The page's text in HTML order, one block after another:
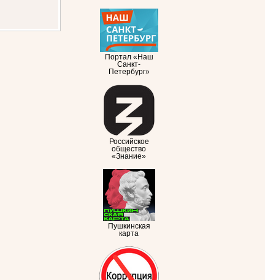
Портал «Наш
Санкт-
Петербург»
Российское
общество
«Знание»
Пушкинская
карта